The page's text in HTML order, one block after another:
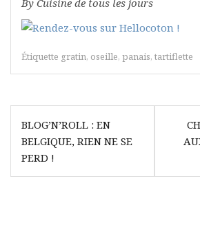
By Cuisine de tous les jours
Étiquette gratin, oseille, panais, tartiflette
Navigation
de
l’article
BLOG’N’ROLL : EN
BELGIQUE, RIEN NE SE
PERD !